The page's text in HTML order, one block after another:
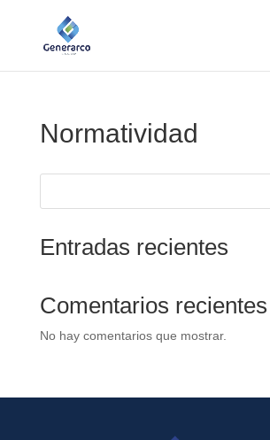
Normatividad
Entradas recientes
Comentarios recientes
No hay comentarios que mostrar.